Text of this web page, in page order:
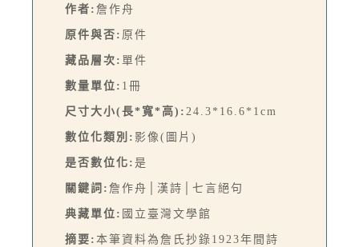
作者: 詹作舟
原件與否: 原件
藏品層次: 單件
數量單位: 1冊
尺寸大小(長*寬*高): 24.3*16.6*1cm
數位化類別: 影像(圖片)
是否數位化: 是
關鍵詞: 詹作舟│漢詩│七言絕句
典藏單位: 國立臺灣文學館
摘要: 本筆資料為詹氏抄錄1923年間詩